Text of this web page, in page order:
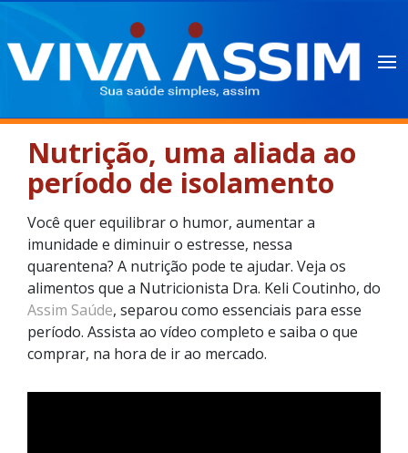
Nutrição, uma aliada ao
período de isolamento
Você quer equilibrar o humor, aumentar a
imunidade e diminuir o estresse, nessa
quarentena? A nutrição pode te ajudar. Veja os
alimentos que a Nutricionista Dra. Keli Coutinho, do
Assim Saúde, separou como essenciais para esse
período. Assista ao vídeo completo e saiba o que
comprar, na hora de ir ao mercado.